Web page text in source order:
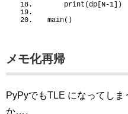
print (dp N-1 ])
main()
メモ化再帰
PyPyでもTLE になってし
か…。